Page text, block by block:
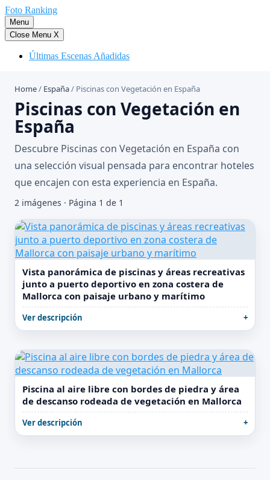
Saltar
al
contenido
Foto Ranking
Menu
Close Menu X
Últimas Escenas Añadidas
Home/ España/ Piscinas con Vegetación en España
Piscinas con Vegetación en
España
Descubre Piscinas con Vegetación en España con
una selección visual pensada para encontrar hoteles
que encajen con esta experiencia en España.
2 imágenes · Página 1 de 1
Vista panorámica de piscinas y áreas recreativas
junto a puerto deportivo en zona costera de
Mallorca con paisaje urbano y marítimo
Ver descripción
Piscina al aire libre con bordes de piedra y área
de descanso rodeada de vegetación en Mallorca
Ver descripción